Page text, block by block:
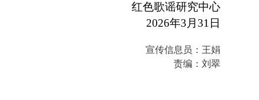
红色歌谣研究中心
2026年3月31日
宣传信息员： 王娟
责编： 刘翠